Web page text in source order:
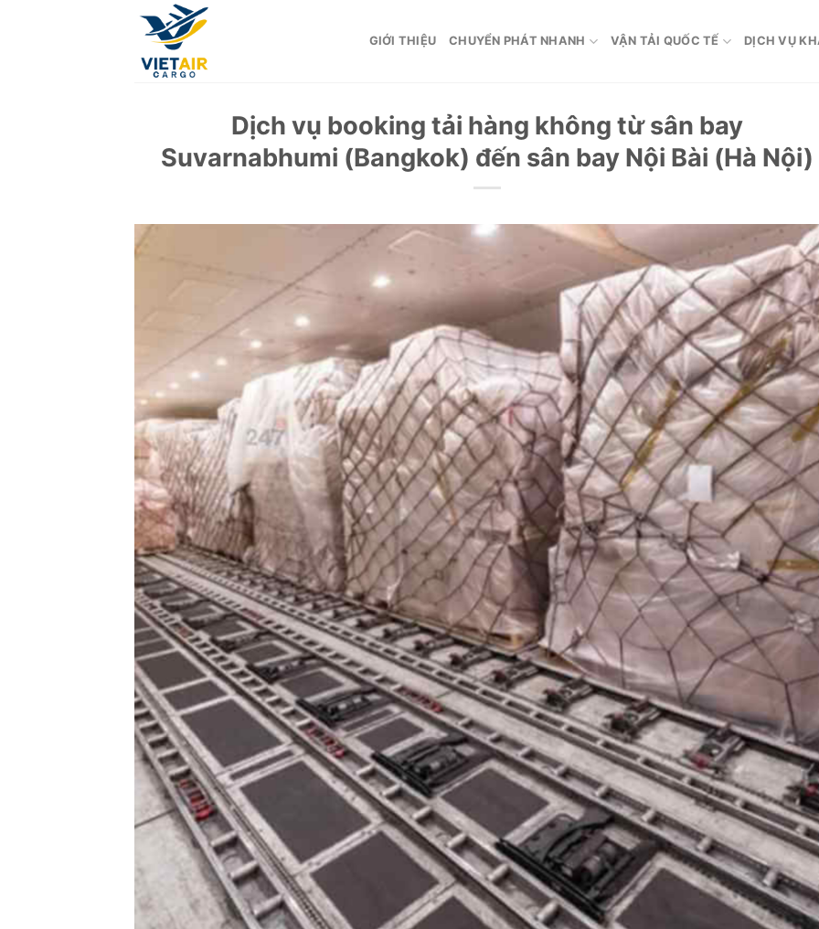
GIỚI THIỆU CHUYỂN PHÁT NHANH VẬN TẢI QUỐC TẾ DỊCH VỤ
Dịch vụ booking tải hàng không từ sân bay
Suvarnabhumi (Bangkok) đến sân bay Nội Bài (Hà Nội)